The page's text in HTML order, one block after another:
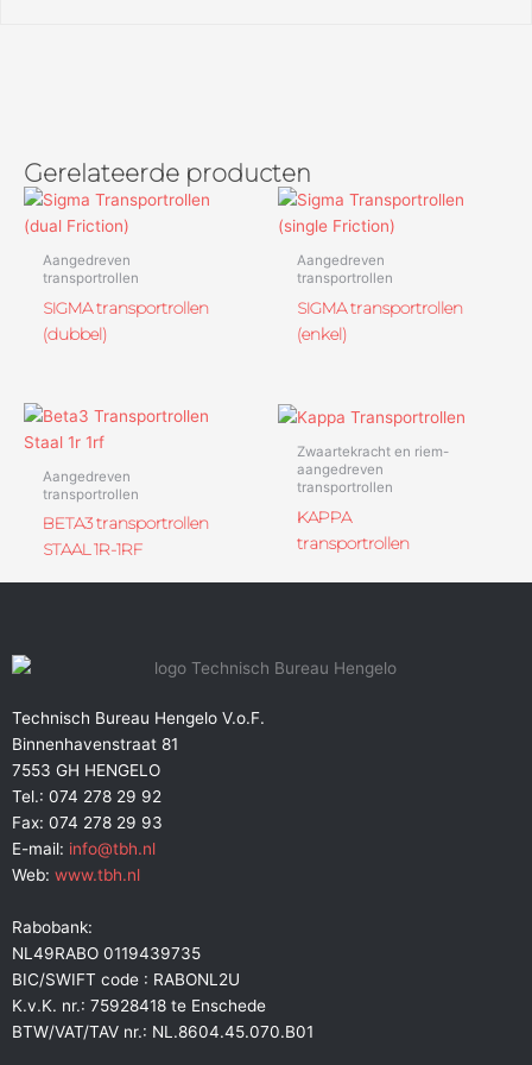
Gerelateerde producten
Aangedreven
transportrollen
SIGMA transportrollen
(dubbel)
Aangedreven
transportrollen
SIGMA transportrollen
(enkel)
Aangedreven
transportrollen
BETA3 transportrollen
STAAL 1R-1RF
Zwaartekracht en riem-
aangedreven
transportrollen
KAPPA
transportrollen
Technisch Bureau Hengelo V.o.F.
Binnenhavenstraat 81
7553 GH HENGELO
Tel.: 074 278 29 92
Fax: 074 278 29 93
E-mail: info@tbh.nl
Web: www.tbh.nl
Rabobank:
NL49RABO 0119439735
BIC/SWIFT code : RABONL2U
K.v.K. nr.: 75928418 te Enschede
BTW/VAT/TAV nr.: NL.8604.45.070.B01